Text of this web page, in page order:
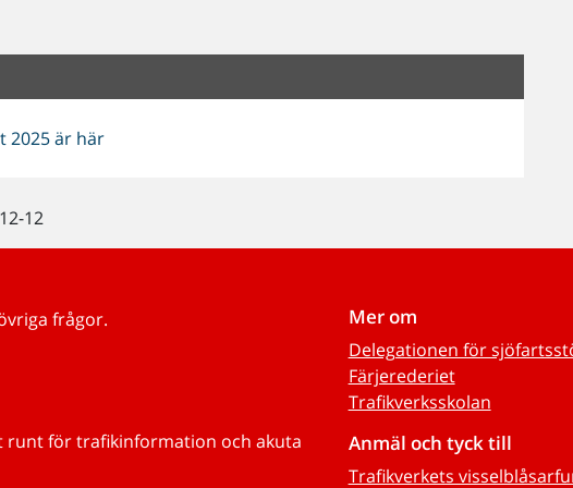
2025 är här
12
frågor.
runt för trafikinformation och akuta
Mer om
Delegationen för
Färjerederiet
Trafikverksskolan
Anmäl och tyck till
Trafikverkets